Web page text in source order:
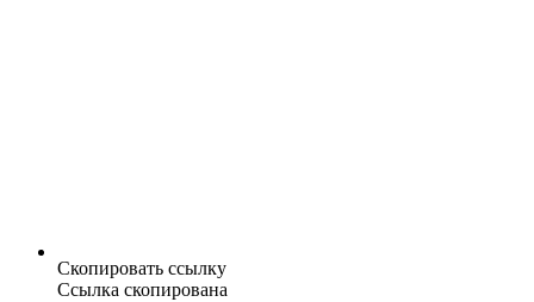
Скопировать ссылку
Ссылка скопирована